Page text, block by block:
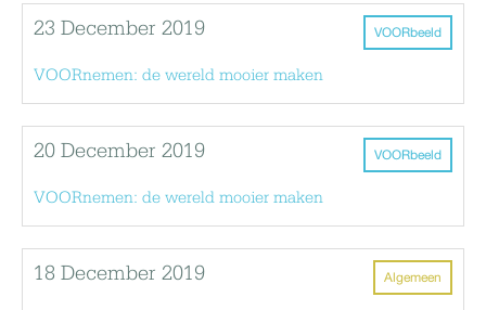
VOORbeeld
23 December 2019
VOORnemen: de wereld mooier maken
VOORbeeld
20 December 2019
VOORnemen: de wereld mooier maken
Algemeen
18 December 2019